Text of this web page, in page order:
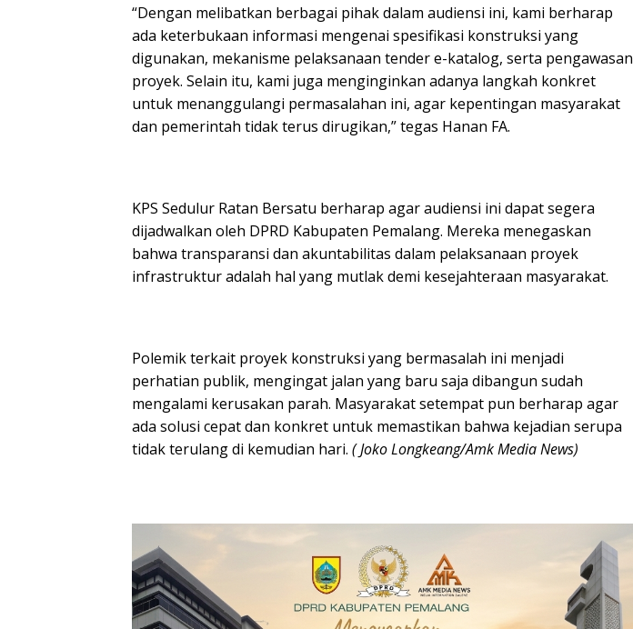
“Dengan melibatkan berbagai pihak dalam audiensi ini, kami berharap
ada keterbukaan informasi mengenai spesifikasi konstruksi yang
digunakan, mekanisme pelaksanaan tender e-katalog, serta pengawasan
proyek. Selain itu, kami juga menginginkan adanya langkah konkret
untuk menanggulangi permasalahan ini, agar kepentingan masyarakat
dan pemerintah tidak terus dirugikan,” tegas Hanan FA.
KPS Sedulur Ratan Bersatu berharap agar audiensi ini dapat segera
dijadwalkan oleh DPRD Kabupaten Pemalang. Mereka menegaskan
bahwa transparansi dan akuntabilitas dalam pelaksanaan proyek
infrastruktur adalah hal yang mutlak demi kesejahteraan masyarakat.
Polemik terkait proyek konstruksi yang bermasalah ini menjadi
perhatian publik, mengingat jalan yang baru saja dibangun sudah
mengalami kerusakan parah. Masyarakat setempat pun berharap agar
ada solusi cepat dan konkret untuk memastikan bahwa kejadian serupa
tidak terulang di kemudian hari. ( Joko Longkeang/Amk Media News)